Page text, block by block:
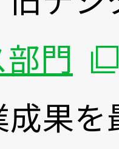
門
成果を